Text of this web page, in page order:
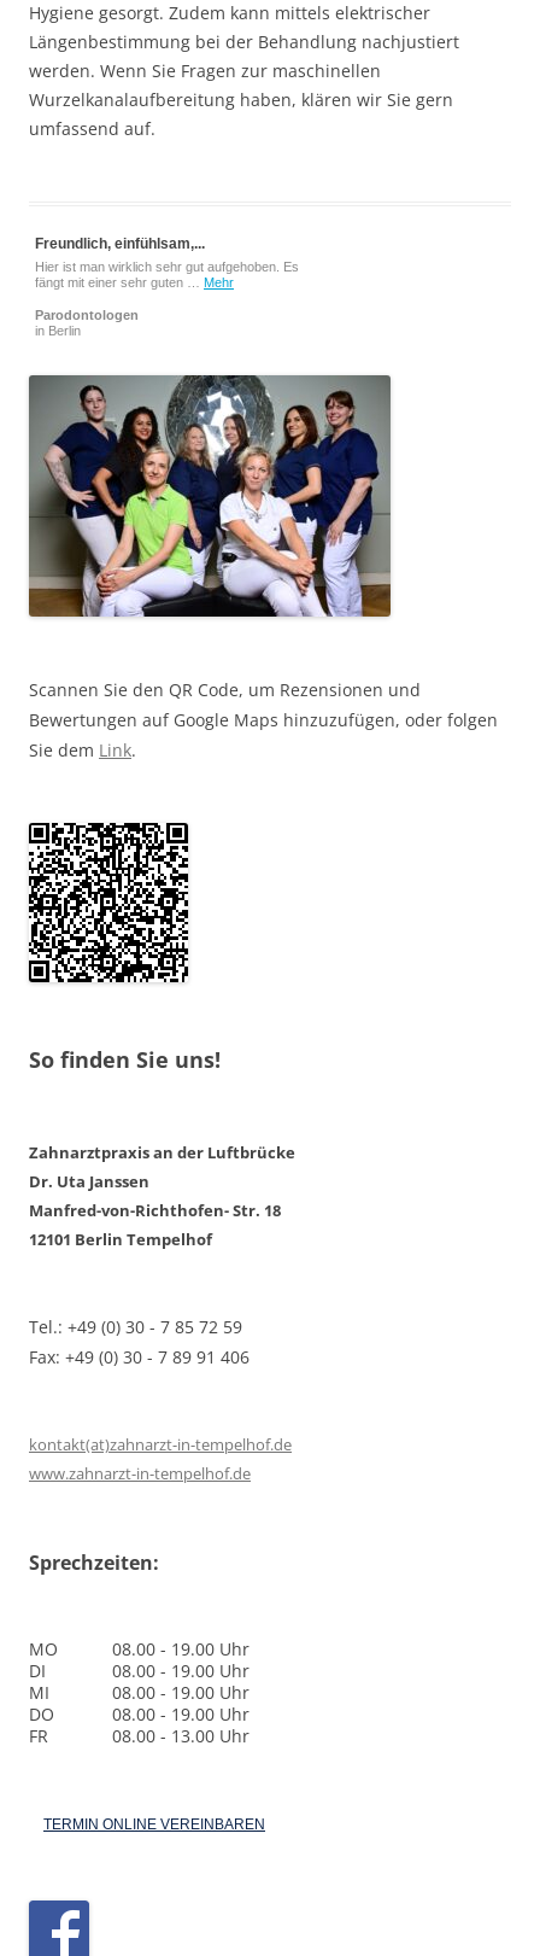
Hygiene gesorgt. Zudem kann mittels elektrischer
Längenbestimmung bei der Behandlung nachjustiert
werden. Wenn Sie Fragen zur maschinellen
Wurzelkanalaufbereitung haben, klären wir Sie gern
umfassend auf.
Freundlich, einfühlsam,...
Hier ist man wirklich sehr gut aufgehoben. Es
fängt mit einer sehr guten … Mehr
Parodontologen
in Berlin
Scannen Sie den QR Code, um Rezensionen und
Bewertungen auf Google Maps hinzuzufügen, oder folgen
Sie dem Link.
So finden Sie uns!
Zahnarztpraxis an der Luftbrücke
Dr. Uta Janssen
Manfred-von-Richthofen- Str. 18
12101 Berlin Tempelhof
Tel.: +49 (0) 30 - 7 85 72 59
Fax: +49 (0) 30 - 7 89 91 406
kontakt(at)zahnarzt-in-tempelhof.de
www.zahnarzt-in-tempelhof.de
Sprechzeiten:
MO
08.00 - 19.00 Uhr
DI
08.00 - 19.00 Uhr
MI
08.00 - 19.00 Uhr
DO
08.00 - 19.00 Uhr
FR
08.00 - 13.00 Uhr
TERMIN ONLINE VEREINBAREN